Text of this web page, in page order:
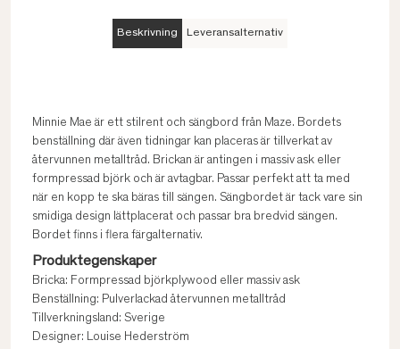
Beskrivning Leveransalternativ
Minnie Mae är ett stilrent och sängbord från Maze. Bordets
benställning där även tidningar kan placeras är tillverkat av
återvunnen metalltråd. Brickan är antingen i massiv ask eller
formpressad björk och är avtagbar. Passar perfekt att ta med
när en kopp te ska bäras till sängen. Sängbordet är tack vare sin
smidiga design lättplacerat och passar bra bredvid sängen.
Bordet finns i flera färgalternativ.
Produktegenskaper
Bricka: Formpressad björkplywood eller massiv ask
Benställning: Pulverlackad återvunnen metalltråd
Tillverkningsland: Sverige
Designer: Louise Hederström